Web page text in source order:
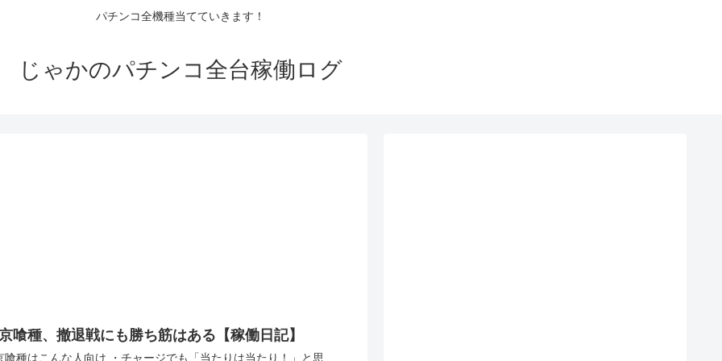
パチンコ全機種当てていきます！
じゃかのパチンコ全台稼働ログ
喰種、撤退戦にも勝ち筋はある【稼働日記】
喰種はこんな人向け ・チャージでも「当たりは当たり！」と思